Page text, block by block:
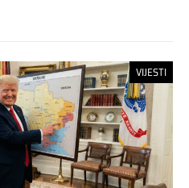
VIJESTI